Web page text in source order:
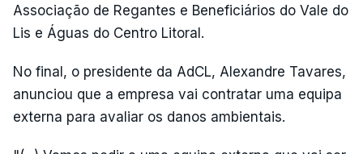
Associação de Regantes e Beneficiários do Vale do
Lis e Águas do Centro Litoral.
No final, o presidente da AdCL, Alexandre Tavares,
anunciou que a empresa vai contratar uma equipa
externa para avaliar os danos ambientais.